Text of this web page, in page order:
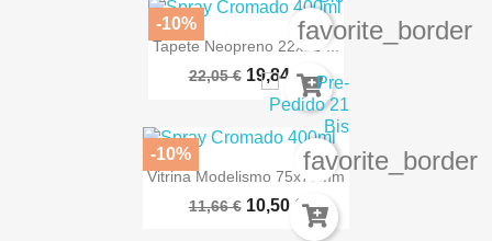
Tapete Neopreno 22x32"...
22,05 € 19,84 €
-10% favorite_border
Vitrina Modelismo 75x75mm
11,66 € 10,50 €
-10% favorite_border